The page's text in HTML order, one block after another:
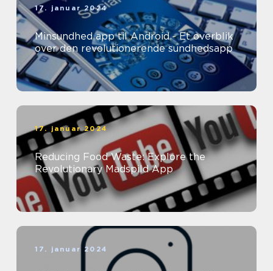
17. januar 2024
Minsundhed app til Android - Et overblik
over den revolutionerende sundhedsapp
17. januar 2024
Reducing Food Waste: Explore the
Revolutionary Madspild App
17. januar 2024